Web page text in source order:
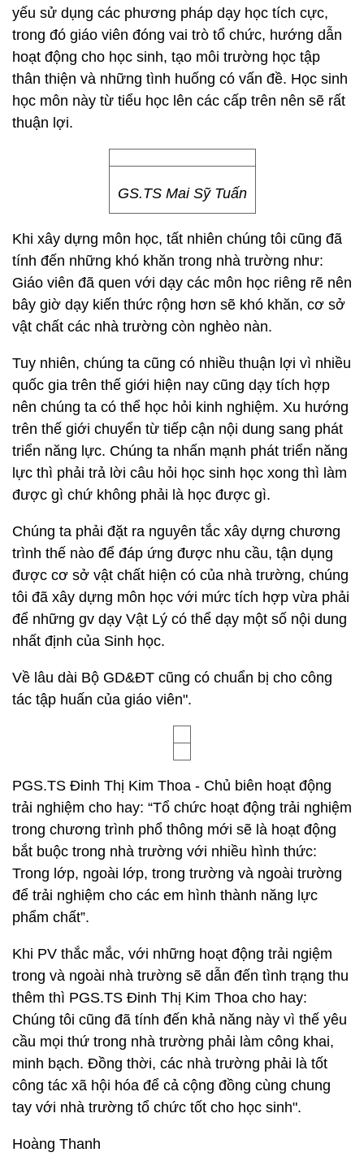
yếu sử dụng các phương pháp dạy học tích cực,
trong đó giáo viên đóng vai trò tổ chức, hướng dẫn
hoạt động cho học sinh, tạo môi trường học tập
thân thiện và những tình huống có vấn đề. Học sinh
học môn này từ tiểu học lên các cấp trên nên sẽ rất
thuận lợi.
GS.TS Mai Sỹ Tuấn
Khi xây dựng môn học, tất nhiên chúng tôi cũng đã
tính đến những khó khăn trong nhà trường như:
Giáo viên đã quen với dạy các môn học riêng rẽ nên
bây giờ dạy kiến thức rộng hơn sẽ khó khăn, cơ sở
vật chất các nhà trường còn nghèo nàn.
Tuy nhiên, chúng ta cũng có nhiều thuận lợi vì nhiều
quốc gia trên thế giới hiện nay cũng dạy tích hợp
nên chúng ta có thể học hỏi kinh nghiệm. Xu hướng
trên thế giới chuyển từ tiếp cận nội dung sang phát
triển năng lực. Chúng ta nhấn mạnh phát triển năng
lực thì phải trả lời câu hỏi học sinh học xong thì làm
được gì chứ không phải là học được gì.
Chúng ta phải đặt ra nguyên tắc xây dựng chương
trình thế nào để đáp ứng được nhu cầu, tận dụng
được cơ sở vật chất hiện có của nhà trường, chúng
tôi đã xây dựng môn học với mức tích hợp vừa phải
để những gv dạy Vật Lý có thể dạy một số nội dung
nhất định của Sinh học.
Về lâu dài Bộ GD&ĐT cũng có chuẩn bị cho công
tác tập huấn của giáo viên".
PGS.TS Đinh Thị Kim Thoa - Chủ biên hoạt động
trải nghiệm cho hay: “Tổ chức hoạt động trải nghiệm
trong chương trình phổ thông mới sẽ là hoạt động
bắt buộc trong nhà trường với nhiều hình thức:
Trong lớp, ngoài lớp, trong trường và ngoài trường
để trải nghiệm cho các em hình thành năng lực
phẩm chất”.
Khi PV thắc mắc, với những hoạt động trải ngiệm
trong và ngoài nhà trường sẽ dẫn đến tình trạng thu
thêm thì PGS.TS Đinh Thị Kim Thoa cho hay:
Chúng tôi cũng đã tính đến khả năng này vì thế yêu
cầu mọi thứ trong nhà trường phải làm công khai,
minh bạch. Đồng thời, các nhà trường phải là tốt
công tác xã hội hóa để cả cộng đồng cùng chung
tay với nhà trường tổ chức tốt cho học sinh".
Hoàng Thanh